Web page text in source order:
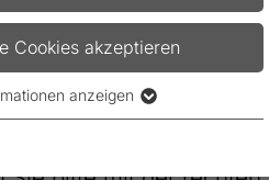
bequem online in Ihrem
auf den Link klicken.
die Informationen, um
Cookies akzeptieren
anzeigen